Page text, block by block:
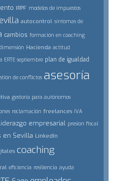
IRPF modelos de impuestos
autocontrol síntomas de
cambios formación en coaching
Hacienda actitud
ERTE septiembre plan de igualdad
de conflictos asesoría
gestoría para autónomos
reclamación freelances IVA
empresarial presion fiscal
en Sevilla LinkedIn
coaching
eficiencia resiliencia ayuda